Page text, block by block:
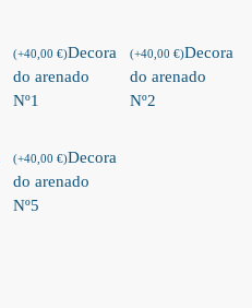
(+40,00 €)Decora
do arenado
Nº1
(+40,00 €)Decora
do arenado
Nº2
(+40,00 €)Decora
do arenado
Nº5